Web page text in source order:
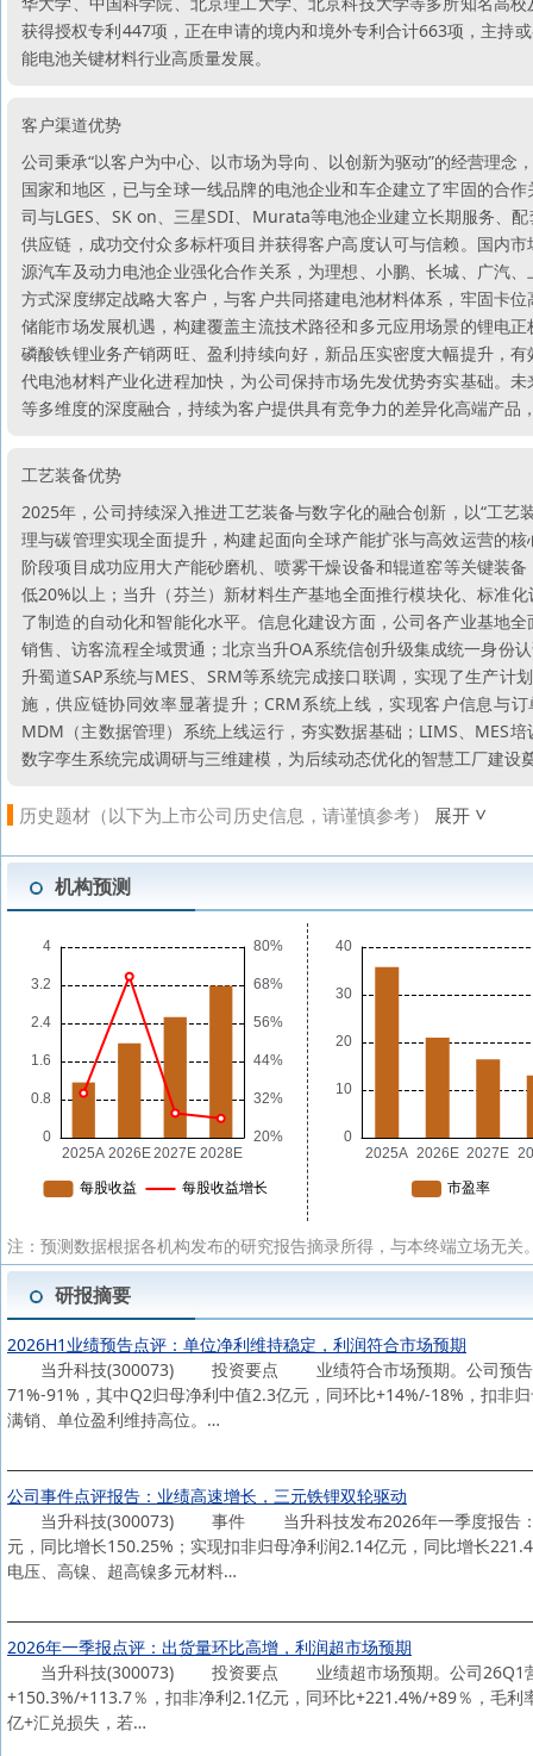
获得授权专利447项，正在申请的境内和境外专利合计663项，主持
能电池关键材料行业高质量发展。
客户渠道优势
公司秉承“以客户为中心、以市场为导向、以创新为驱动”的经营理
国家和地区，已与全球一线品牌的电池企业和车企建立了牢固的合
司与LGES、SK on、三星SDI、Murata等电池企业建立长期服务、
供应链，成功交付众多标杆项目并获得客户高度认可与信赖。国内
源汽车及动力电池企业强化合作关系，为理想、小鹏、长城、广汽
方式深度绑定战略大客户，与客户共同搭建电池材料体系，牢固卡
储能市场发展机遇，构建覆盖主流技术路径和多元应用场景的锂电
磷酸铁锂业务产销两旺、盈利持续向好，新品压实密度大幅提升，
代电池材料产业化进程加快，为公司保持市场先发优势夯实基础。
等多维度的深度融合，持续为客户提供具有竞争力的差异化高端产品
工艺装备优势
2025年，公司持续深入推进工艺装备与数字化的融合创新，以“工
理与碳管理实现全面提升，构建起面向全球产能扩张与高效运营的
阶段项目成功应用大产能砂磨机、喷雾干燥设备和辊道窑等关键装
低20%以上；当升（芬兰）新材料生产基地全面推行模块化、标准
了制造的自动化和智能化水平。信息化建设方面，公司各产业基地
销售、访客流程全域贯通；北京当升OA系统信创升级集成统一身份
升蜀道SAP系统与MES、SRM等系统完成接口联调，实现了生产
施，供应链协同效率显著提升；CRM系统上线，实现客户信息与
MDM（主数据管理）系统上线运行，夯实数据基础；LIMS、MES
数字孪生系统完成调研与三维建模，为后续动态优化的智慧工厂建
历史题材（以下为上市公司历史信息，请谨慎参考） 展开
机构预测
注：预测数据根据各机构发布的研究报告摘录所得，与本终端立场无
研报摘要
2026H1业绩预告点评：单位净利维持稳定，利润符合市场预期
当升科技(300073) 投资要点 业绩符合市场预期。公司预告
71%-91%，其中Q2归母净利中值2.3亿元，同环比+14%/-18%，扣
满销、单位盈利维持高位。…
公司事件点评报告：业绩高速增长，三元铁锂双轮驱动
当升科技(300073) 事件 当升科技发布2026年一季度报告：
元，同比增长150.25%；实现扣非归母净利润2.14亿元，同比
电压、高镍、超高镍多元材料…
2026年一季报点评：出货量环比高增，利润超市场预期
当升科技(300073) 投资要点 业绩超市场预期。公司26Q1营收
+150.3%/+113.7％，扣非净利2.1亿元，同环比+221.4%/+89％，毛
亿+汇兑损失，若…